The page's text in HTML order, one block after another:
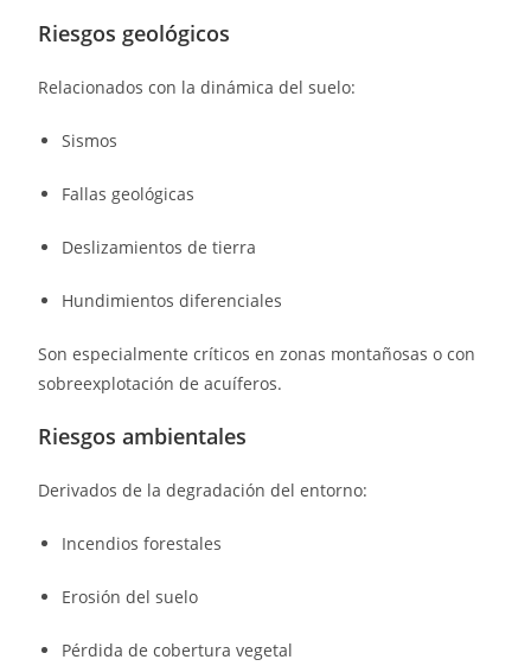
Riesgos geológicos
Relacionados con la dinámica del suelo:
Sismos
Fallas geológicas
Deslizamientos de tierra
Hundimientos diferenciales
Son especialmente críticos en zonas montañosas o con
sobreexplotación de acuíferos.
Riesgos ambientales
Derivados de la degradación del entorno:
Incendios forestales
Erosión del suelo
Pérdida de cobertura vegetal